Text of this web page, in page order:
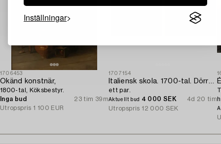
Inställningar
1706453
Okänd konstnär,
1800-tal, Köksbestyr.
Inga bud
23 tim 39m
Utropspris 1 100 EUR
1707154
ett par.
Aktuellt bud 4 000 SEK
4d 20 tim
Utropspris 12 000 SEK